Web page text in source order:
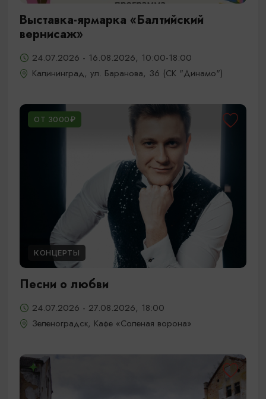
Выставка-ярмарка «Балтийский
вернисаж»
24.07.2026 - 16.08.2026, 10:00-18:00
Калининград, ул. Баранова, 36 (СК "Динамо")
ОТ 3000₽
КОНЦЕРТЫ
Песни о любви
24.07.2026 - 27.08.2026, 18:00
Зеленоградск, Кафе «Соленая ворона»